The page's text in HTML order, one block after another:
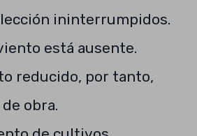
ininterrumpidos.
está ausente.
reducido, por tanto,
obra.